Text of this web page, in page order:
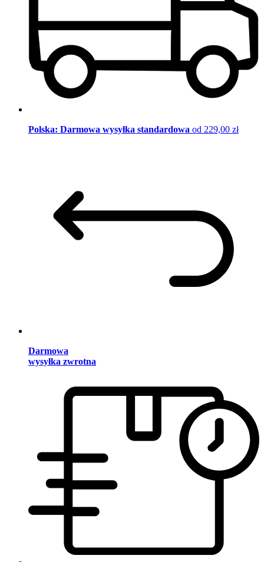
Polska: Darmowa wysyłka standardowa od 229,00 zł
Darmowa
wysyłka zwrotna